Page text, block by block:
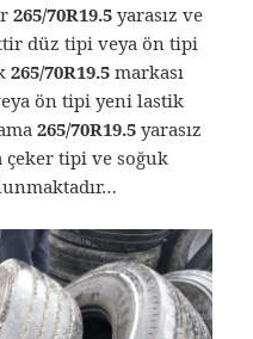
265/70R19.5 yarasız ve
düz tipi veya ön tipi
265/70R19.5 markası
ön tipi yeni lastik
265/70R19.5yarasız
tipi ve soğuk